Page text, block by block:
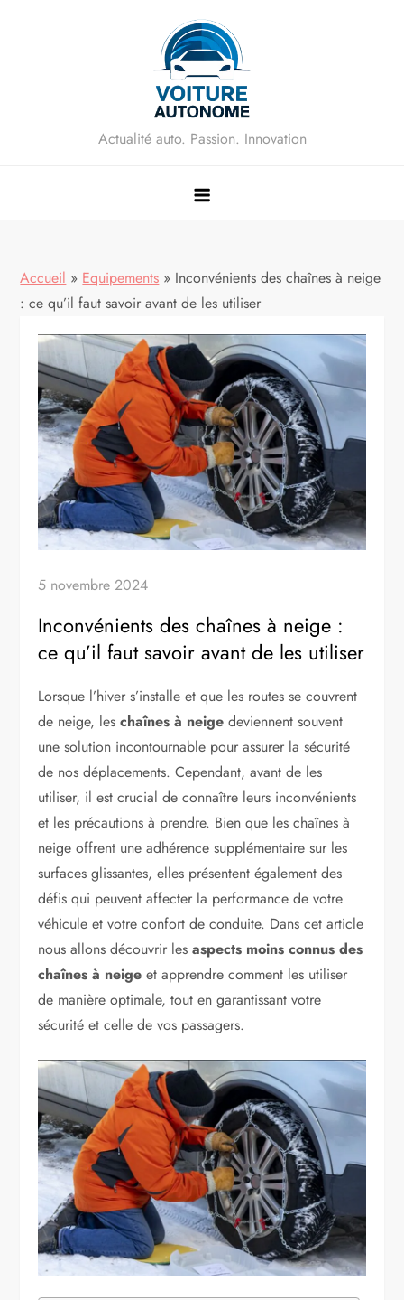
Actualité auto. Passion. Innovation
Accueil » Equipements » Inconvénients des chaînes à neige
: ce qu’il faut savoir avant de les utiliser
5 novembre 2024
Inconvénients des chaînes à neige :
ce qu’il faut savoir avant de les utiliser
Lorsque l’hiver s’installe et que les routes se couvrent
de neige, leschaînes à neige deviennent souvent
une solution incontournable pour assurer la sécurité
de nos déplacements. Cependant, avant de les
utiliser, il est crucial de connaître leurs inconvénients
et les précautions à prendre. Bien que les chaînes à
neige offrent une adhérence supplémentaire sur les
surfaces glissantes, elles présentent également des
défis qui peuvent affecter la performance de votre
véhicule et votre confort de conduite. Dans cet article
nous allons découvrir lesaspects moins connus des
chaînes à neige et apprendre comment les utiliser
de manière optimale, tout en garantissant votre
sécurité et celle de vos passagers.